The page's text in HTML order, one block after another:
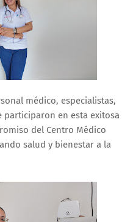
médico, especialistas,
participaron en esta exitosa
del Centro Médico
salud y bienestar a la